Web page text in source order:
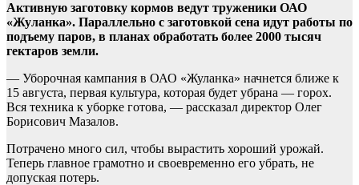
Активную заготовку кормов ведут труженики ОАО
«Жуланка». Параллельно с заготовкой сена идут работы по
подъему паров, в планах обработать более 2000 тысяч
гектаров земли.
— Уборочная кампания в ОАО «Жуланка» начнется ближе к
15 августа, первая культура, которая будет убрана — горох.
Вся техника к уборке готова, — рассказал директор Олег
Борисович Мазалов.
Потрачено много сил, чтобы вырастить хороший урожай.
Теперь главное грамотно и своевременно его убрать, не
допуская потерь.